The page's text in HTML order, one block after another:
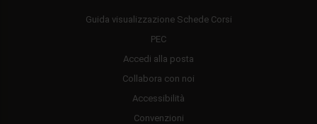
Guida visualizzazione Schede Corsi
PEC
Accedi alla posta
Collabora con noi
Accessibilità
Convenzioni